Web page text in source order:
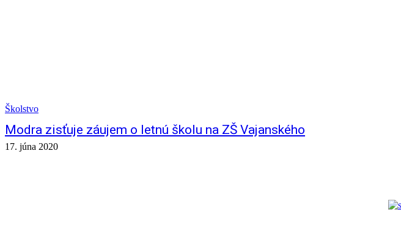
Školstvo
Modra zisťuje záujem o letnú školu na ZŠ Vajanského
17. júna 2020